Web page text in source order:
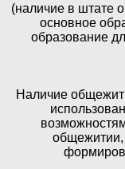
(наличие в штате
основное
образование
Наличие
общежитии,